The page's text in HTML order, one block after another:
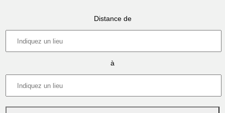
Distance de
à